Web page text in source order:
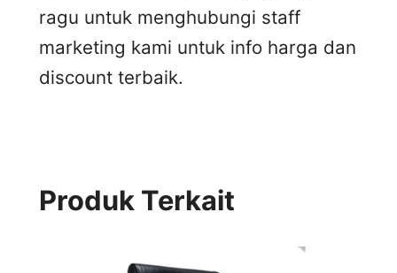
ragu untuk menghubungi staff
marketing kami untuk info harga dan
discount terbaik.
Produk Terkait